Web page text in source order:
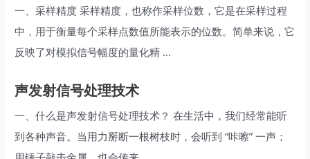
一、采样精度 采样精度，也称作采样位数，它是在采样过程
中，用于衡量每个采样点数值所能表示的位数。简单来说，它
反映了对模拟信号幅度的量化精 ...
声发射信号处理技术
一、什么是声发射信号处理技术？ 在生活中，我们经常能听
到各种声音。当用力掰断一根树枝时，会听到 “咔嚓” 一声；